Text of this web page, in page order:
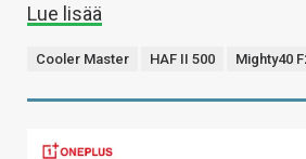
Lue lisää
Cooler Master HAF II 500 Mighty40